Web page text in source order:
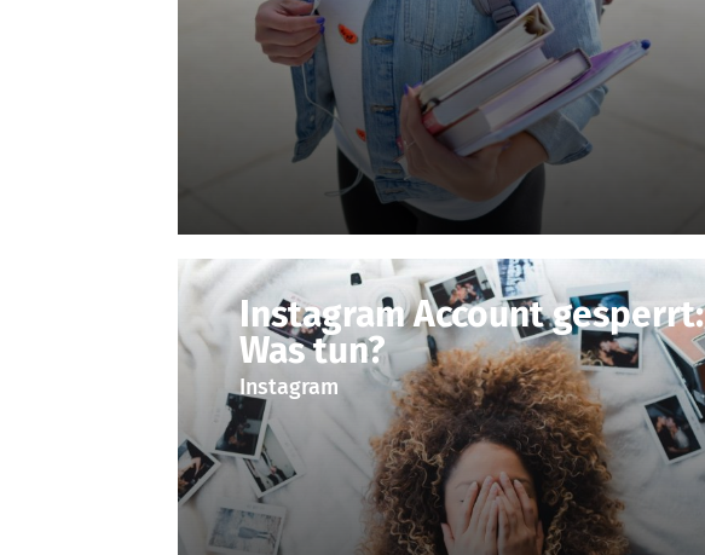
Instagram Account gesperrt:
Was tun?
Instagram